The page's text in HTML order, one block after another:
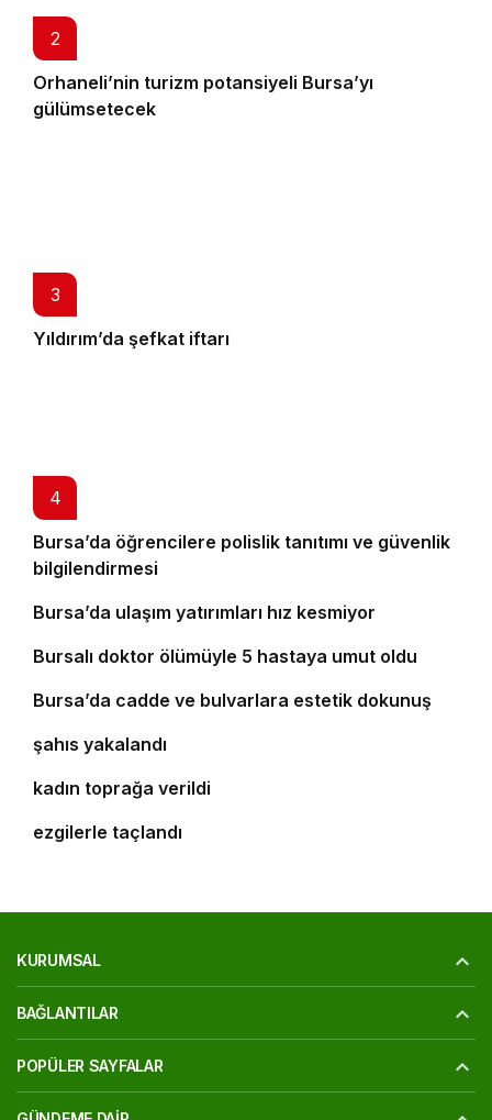
2
Orhaneli’nin turizm potansiyeli Bursa’yı
gülümsetecek
3
Yıldırım’da şefkat iftarı
4
Bursa’da öğrencilere polislik tanıtımı ve güvenlik
bilgilendirmesi
5
Bursa’da ulaşım yatırımları hız kesmiyor
6
Bursalı doktor ölümüyle 5 hastaya umut oldu
7
Bursa’da cadde ve bulvarlara estetik dokunuş
Bursa’da 25 yıl kesinleşmiş hapis cezası bulunan
şahıs yakalandı
Bursa’daki silahlı saldırıda ölen güzellik uzmanı
kadın toprağa verildi
‘Osmangazi Ramazan Sokağı’ huzur veren
ezgilerle taçlandı
KURUMSAL
BAĞLANTILAR
POPÜLER SAYFALAR